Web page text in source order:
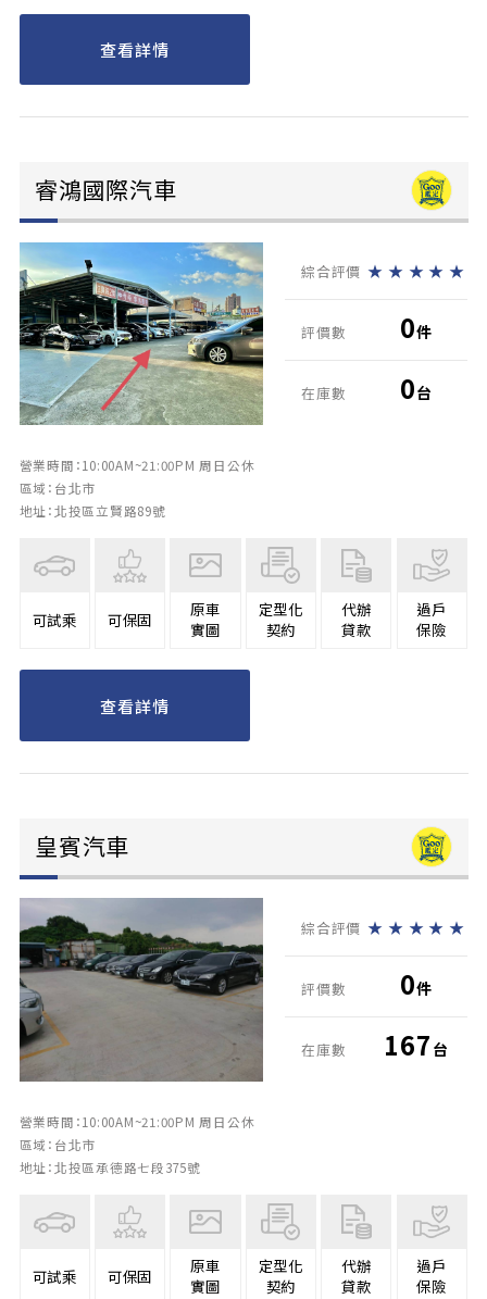
查看詳情
睿鴻國際汽車
營業時間：10:00AM~21:00PM 周日公休
區域：台北市
地址：北投區立賢路89號
綜合評價 ★ ★ ★ ★ ★
評價數 0件
在庫數 0台
可試乘 可保固
原車
實圖
定型化
契約
代辦
貸款
過戶
保險
查看詳情
皇賓汽車
營業時間：10:00AM~21:00PM 周日公休
區域：台北市
地址：北投區承德路七段375號
綜合評價 ★ ★ ★ ★ ★
評價數 0件
在庫數 167 台
可試乘 可保固
原車
實圖
定型化
契約
代辦
貸款
過戶
保險